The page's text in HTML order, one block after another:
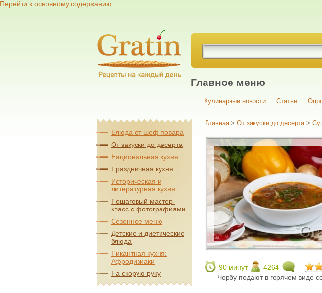
Перейти к основному содержанию
Главное меню
Кулинарные новости Cтатьи
Главная > От закуски до десерта >
90 минут 4264
Чорбу подают в горячем виде
Блюда от шеф повара
От закуски до десерта
Национальная кухня
Праздничная кухня
Историческая и
литературная кухня
Пошаговый мастер-
класс с фотографиями
Сезонное меню
Детские и диетические
блюда
Пикантная кухня:
Афродизиаки
На скорую руку